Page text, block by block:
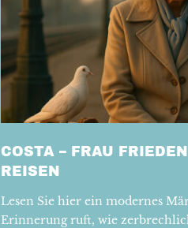
COSTA – FRAU
REISEN
Lesen Sie hier ein modernes
Erinnerung ruft, wie